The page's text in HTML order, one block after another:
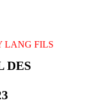
LANG FILS
DES